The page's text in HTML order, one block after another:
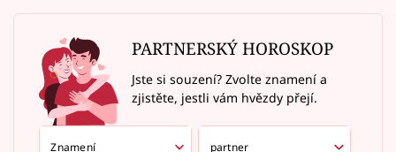
PARTNERSKÝ HOROSKOP
Jste si souzení? Zvolte znamení a
zjistěte, jestli vám hvězdy přejí.